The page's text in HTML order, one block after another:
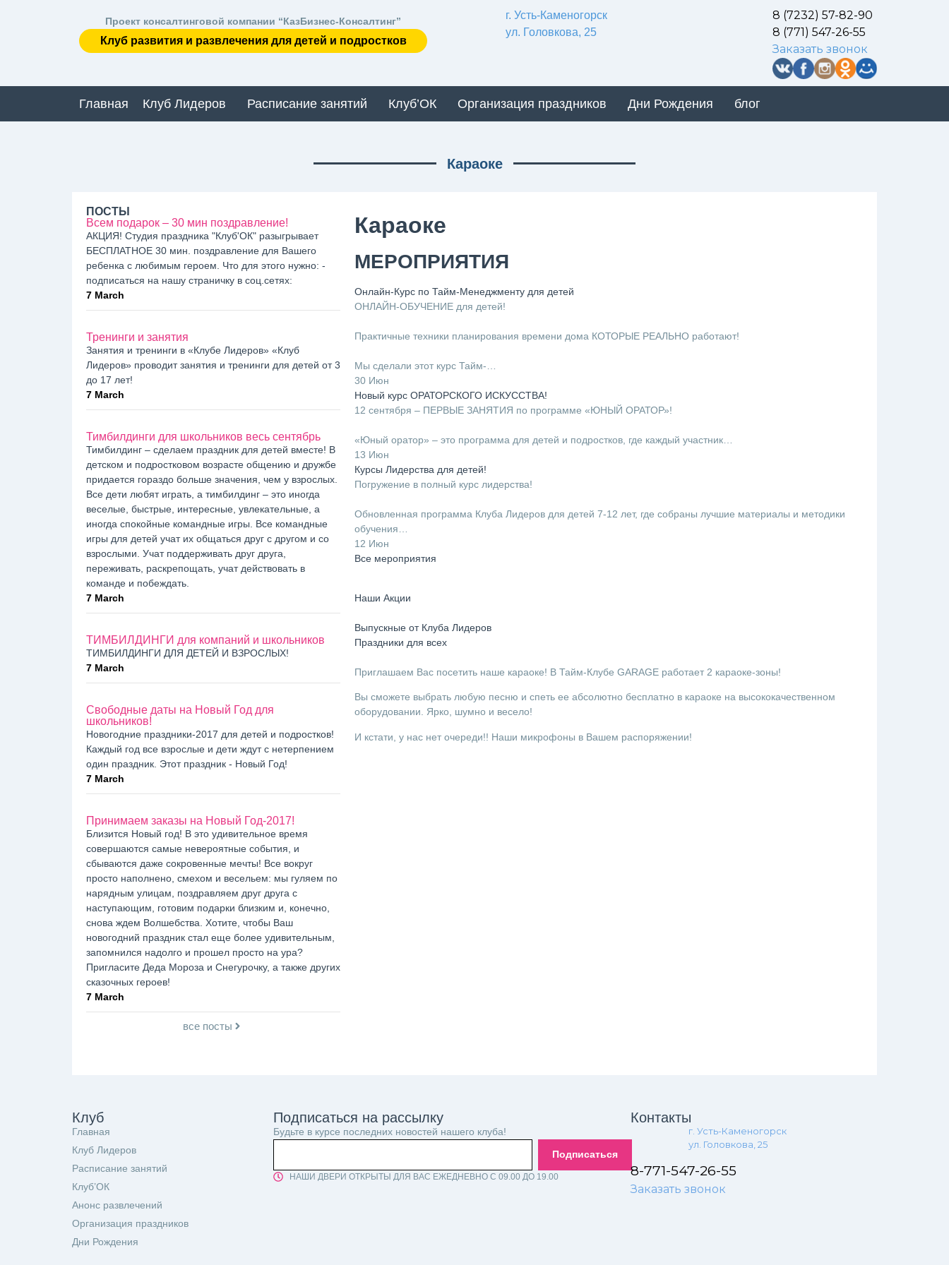
Проект консалтинговой компании “КазБизнес-Консалтинг”
Клуб развития и развлечения для детей и подростков
г. Усть-Каменогорск
ул. Головкова, 25
8 (7232) 57-82-90
8 (771) 547-26-55
Заказать звонок
Главная Клуб Лидеров Расписание занятий Клуб’ОК Организация праздников Дни Рождения блог
Караоке
ПОСТЫ
Всем подарок – 30 мин поздравление!
АКЦИЯ! Студия праздника "Клуб'ОК" разыгрывает
БЕСПЛАТНОЕ 30 мин. поздравление для Вашего
ребенка с любимым героем. Что для этого нужно: -
подписаться на нашу страничку в соц.сетях:
7 March
Тренинги и занятия
Занятия и тренинги в «Клубе Лидеров» «Клуб
Лидеров» проводит занятия и тренинги для детей от 3
до 17 лет!
7 March
Тимбилдинги для школьников весь сентябрь
Тимбилдинг – сделаем праздник для детей вместе! В
детском и подростковом возрасте общению и дружбе
придается гораздо больше значения, чем у взрослых.
Все дети любят играть, а тимбилдинг – это иногда
веселые, быстрые, интересные, увлекательные, а
иногда спокойные командные игры. Все командные
игры для детей учат их общаться друг с другом и со
взрослыми. Учат поддерживать друг друга,
переживать, раскрепощать, учат действовать в
команде и побеждать.
7 March
ТИМБИЛДИНГИ для компаний и школьников
ТИМБИЛДИНГИ ДЛЯ ДЕТЕЙ И ВЗРОСЛЫХ!
7 March
Свободные даты на Новый Год для
школьников!
Новогодние праздники-2017 для детей и подростков!
Каждый год все взрослые и дети ждут с нетерпением
один праздник. Этот праздник - Новый Год!
7 March
Принимаем заказы на Новый Год-2017!
Близится Новый год! В это удивительное время
совершаются самые невероятные события, и
сбываются даже сокровенные мечты! Все вокруг
просто наполнено, смехом и весельем: мы гуляем по
нарядным улицам, поздравляем друг друга с
наступающим, готовим подарки близким и, конечно,
снова ждем Волшебства. Хотите, чтобы Ваш
новогодний праздник стал еще более удивительным,
запомнился надолго и прошел просто на ура?
Пригласите Деда Мороза и Снегурочку, а также других
сказочных героев!
7 March
все посты
Караоке
МЕРОПРИЯТИЯ
Онлайн-Курс по Тайм-Менеджменту для детей
ОНЛАЙН-ОБУЧЕНИЕ для детей!
Практичные техники планирования времени дома КОТОРЫЕ РЕАЛЬНО работают!
Мы сделали этот курс Тайм-…
30 Июн
Новый курс ОРАТОРСКОГО ИСКУССТВА!
12 сентября – ПЕРВЫЕ ЗАНЯТИЯ по программе «ЮНЫЙ ОРАТОР»!
«Юный оратор» – это программа для детей и подростков, где каждый участник…
13 Июн
Курсы Лидерства для детей!
Погружение в полный курс лидерства!
Обновленная программа Клуба Лидеров для детей 7-12 лет, где собраны лучшие материалы и методики
обучения…
12 Июн
Все мероприятия
Наши Акции
Выпускные от Клуба Лидеров
Праздники для всех
Приглашаем Вас посетить наше караоке! В Тайм-Клубе GARAGE работает 2 караоке-зоны!
Вы сможете выбрать любую песню и спеть ее абсолютно бесплатно в караоке на высококачественном
оборудовании. Ярко, шумно и весело!
И кстати, у нас нет очереди!! Наши микрофоны в Вашем распоряжении!
Клуб
Главная
Клуб Лидеров
Расписание занятий
Клуб’ОК
Анонс развлечений
Организация праздников
Дни Рождения
Подписаться на рассылку
Будьте в курсе последних новостей нашего клуба!
Подписаться
НАШИ ДВЕРИ ОТКРЫТЫ ДЛЯ ВАС ЕЖЕДНЕВНО С 09.00 ДО 19.00
Контакты
г. Усть-Каменогорск
ул. Головкова, 25
8-771-547-26-55
Заказать звонок